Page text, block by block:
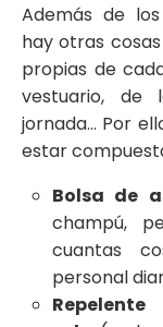
Además de
hay otras
propias de
vestuario, de
jornada… Por
estar
Bolsa de
champú,
cuantas
personal